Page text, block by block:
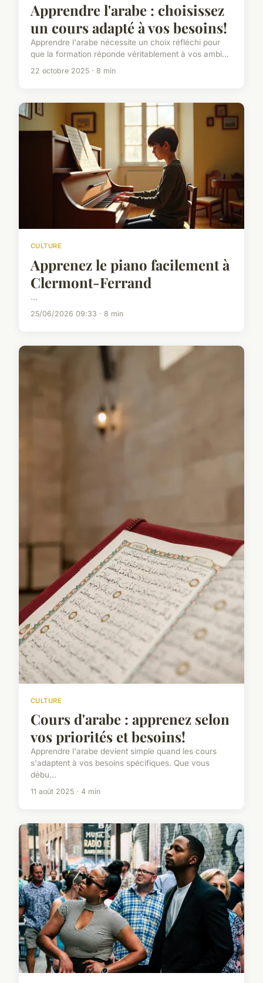
Apprendre l'arabe : choisissez
un cours adapté à vos besoins!
Apprendre l'arabe nécessite un choix réfléchi pour
que la formation réponde véritablement à vos ambi...
22 octobre 2025 · 8 min
CULTURE
Apprenez le piano facilement à
Clermont-Ferrand
...
25/06/2026 09:33 · 8 min
CULTURE
Cours d'arabe : apprenez selon
vos priorités et besoins!
Apprendre l'arabe devient simple quand les cours
s'adaptent à vos besoins spécifiques. Que vous
débu...
11 août 2025 · 4 min